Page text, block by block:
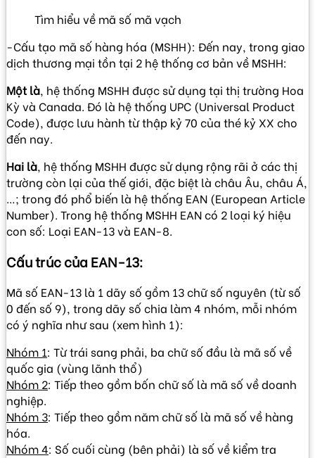
Tìm hiểu về mã số mã vạch
-Cấu tạo mã số hàng hóa (MSHH): Đến nay, trong giao
dịch thương mại tồn tại 2 hệ thống cơ bản về MSHH:
Một là, hệ thống MSHH được sử dụng tại thị trường Hoa
Kỳ và Canada. Đó là hệ thống UPC (Universal Product
Code), được lưu hành từ thập kỷ 70 của thé kỷ XX cho
đến nay.
Hai là, hệ thống MSHH được sử dụng rộng rãi ở các thị
trường còn lại của thế giới, đặc biệt là châu Âu, châu Á,
…; trong đó phổ biến là hệ thống EAN (European Article
Number). Trong hệ thống MSHH EAN có 2 loại ký hiệu
con số: Loại EAN-13 và EAN-8.
Cấu trúc của EAN-13:
Mã số EAN-13 là 1 dãy số gồm 13 chữ số nguyên (từ số
0 đến số 9), trong dãy số chia làm 4 nhóm, mỗi nhóm
có ý nghĩa như sau (xem hình 1):
Nhóm 1: Từ trái sang phải, ba chữ số đầu là mã số về
quốc gia (vùng lãnh thổ)
Nhóm 2: Tiếp theo gồm bốn chữ số là mã số về doanh
nghiệp.
Nhóm 3: Tiếp theo gồm năm chữ số là mã số về hàng
hóa.
Nhóm 4: Số cuối cùng (bên phải) là số về kiểm tra